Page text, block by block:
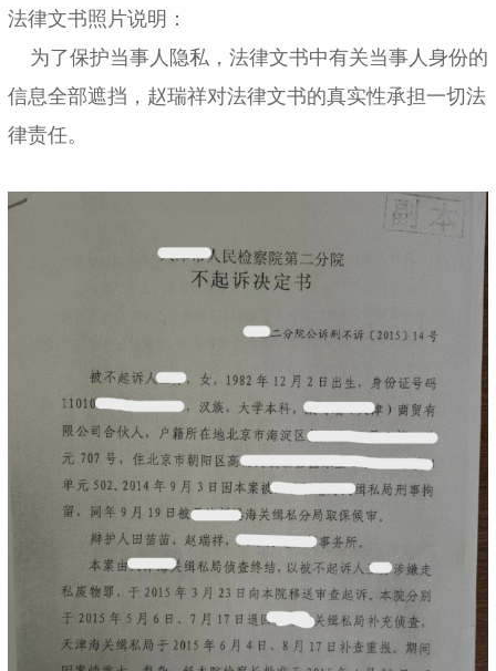
法律文书照片说明：
为了保护当事人隐私，法律文书中有关当事人身份的
信息全部遮挡，赵瑞祥对法律文书的真实性承担一切法
律责任。